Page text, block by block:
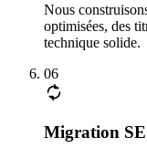
Nous
optimisées, des
technique solide.
06
Migration